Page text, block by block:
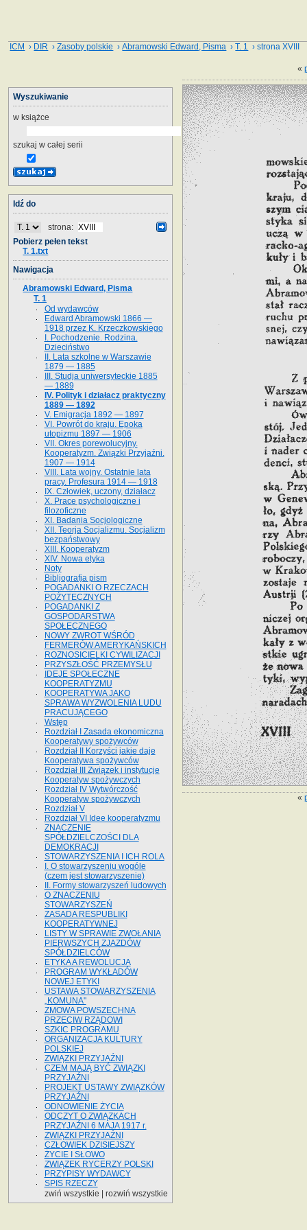
ICM › DIR ›Zasoby polskie ›Abramowski Edward, Pisma ›T. 1 › strona XVIII
«
«
Wyszukiwanie
w książce
szukaj w całej serii
Idź do
strona:
Pobierz pełen tekst
T. 1.txt
Nawigacja
Abramowski Edward, Pisma
T. 1
Od wydawców
Edward Abramowski 1866 —
1918 przez K. Krzeczkowskiego
I. Pochodzenie. Rodzina.
Dzieciństwo
II. Lata szkolne w Warszawie
1879 — 1885
III. Studja uniwersyteckie 1885
— 1889
IV. Polityk i działacz praktyczny
1889 — 1892
V. Emigracja 1892 — 1897
VI. Powrót do kraju. Epoka
utopizmu 1897 — 1906
VII. Okres porewolucyjny.
Kooperatyzm. Związki Przyjaźni.
1907 — 1914
VIII. Lata wojny. Ostatnie lata
pracy. Profesura 1914 — 1918
IX. Człowiek, uczony, działacz
X. Prace psychologiczne i
filozoficzne
XI. Badania Socjologiczne
XII. Teorja Socjalizmu. Socjalizm
bezpaństwowy
XIII. Kooperatyzm
XIV. Nowa etyka
Noty
Bibljografja pism
POGADANKI O RZECZACH
POŻYTECZNYCH
POGADANKI Z
GOSPODARSTWA
SPOŁECZNEGO
NOWY ZWROT WŚRÓD
FERMERÓW AMERYKAŃSKICH
ROZNOSICIELKI CYWILIZACJI
PRZYSZŁOŚĆ PRZEMYSŁU
IDEJE SPOŁECZNE
KOOPERATYZMU
KOOPERATYWA JAKO
SPRAWA WYZWOLENIA LUDU
PRACUJĄCEGO
Wstęp
Rozdział I Zasada ekonomiczna
Kooperatywy spożywców
Rozdział II Korzyści jakie daje
Kooperatywa spożywców
Rozdział III Związek i instytucje
Kooperatyw spożywczych
Rozdział IV Wytwórczość
Kooperatyw spożywczych
Rozdział V
Rozdział VI Idee kooperatyzmu
ZNACZENIE
SPÓŁDZIELCZOŚCI DLA
DEMOKRACJI
STOWARZYSZENIA I ICH ROLA
I. O stowarzyszeniu wogóle
(czem jest stowarzyszenie)
II. Formy stowarzyszeń ludowych
O ZNACZENIU
STOWARZYSZEŃ
ZASADA RESPUBLIKI
KOOPERATYWNEJ
LISTY W SPRAWIE ZWOŁANIA
PIERWSZYCH ZJAZDÓW
SPÓŁDZIELCÓW
ETYKA A REWOLUCJA
PROGRAM WYKŁADÓW
NOWEJ ETYKI
USTAWA STOWARZYSZENIA
„KOMUNA"
ZMOWA POWSZECHNA
PRZECIW RZĄDOWI
SZKIC PROGRAMU
ORGANIZACJA KULTURY
POLSKIEJ
ZWIĄZKI PRZYJAŹNI
CZEM MAJĄ BYĆ ZWIĄZKI
PRZYJAŹNI
PROJEKT USTAWY ZWIĄZKÓW
PRZYJAŹNI
ODNOWIENIE ŻYCIA
ODCZYT O ZWIĄZKACH
PRZYJAŹNI 6 MAJA 1917 r.
ZWIĄZKI PRZYJAŹNI
CZŁOWIEK DZISIEJSZY
ŻYCIE I SŁOWO
ZWIĄZEK RYCERZY POLSKI
PRZYPISY WYDAWCY
SPIS RZECZY
zwiń wszystkie
rozwiń wszystkie